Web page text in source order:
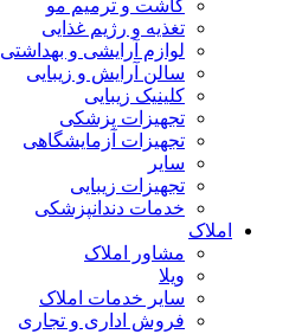
کاشت و ترمیم مو
تغذیه و رژیم غذایی
لوازم آرایشی و بهداشتی
سالن آرایش و زیبایی
کلینیک زیبایی
تجهیزات پزشکی
تجهیزات آزمایشگاهی
سایر
تجهیزات زیبایی
خدمات دندانپزشکی
املاک
مشاور املاک
ویلا
سایر خدمات املاک
فروش اداری و تجاری